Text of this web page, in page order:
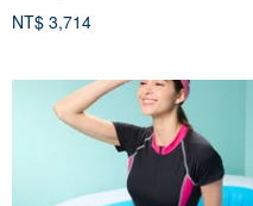
NT$ 3,714